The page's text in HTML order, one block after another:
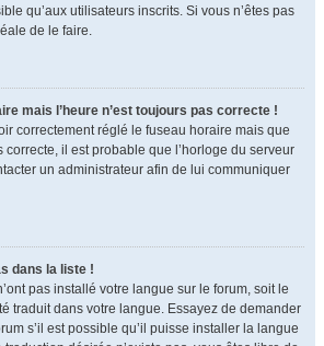
qu’aux utilisateurs inscrits. Si vous n’êtes pas
de le faire.
mais l’heure n’est toujours pas correcte !
correctement réglé le fuseau horaire mais que
correcte, il est probable que l’horloge du serveur
un administrateur afin de lui communiquer
dans la liste !
pas installé votre langue sur le forum, soit le
traduit dans votre langue. Essayez de demander
s’il est possible qu’il puisse installer la langue